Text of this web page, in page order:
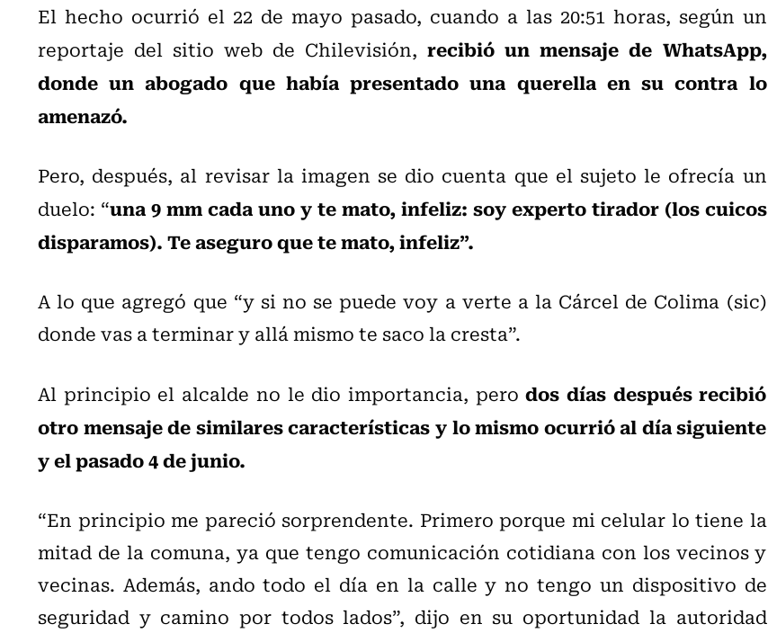
El hecho ocurrió el 22 de mayo pasado, cuando a las 20:51 horas, según un
reportaje del sitio web de Chilevisión,recibió un mensaje de WhatsApp,
donde un abogado que había presentado una querella en su contra lo
amenazó.
Pero, después, al revisar la imagen se dio cuenta que el sujeto le ofrecía un
duelo: “una 9 mm cada uno y te mato, infeliz: soy experto tirador (los cuicos
disparamos). Te aseguro que te mato, infeliz”.
A lo que agregó que “y si no se puede voy a verte a la Cárcel de Colima (sic)
donde vas a terminar y allá mismo te saco la cresta”.
Al principio el alcalde no le dio importancia, perodos días después recibió
otro mensaje de similares características y lo mismo ocurrió al día siguiente
y el pasado 4 de junio.
“En principio me pareció sorprendente. Primero porque mi celular lo tiene la
mitad de la comuna, ya que tengo comunicación cotidiana con los vecinos y
vecinas. Además, ando todo el día en la calle y no tengo un dispositivo de
seguridad y camino por todos lados”, dijo en su oportunidad la autoridad